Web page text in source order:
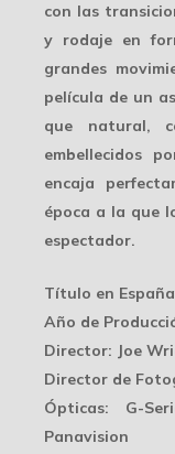
con las
y rodaje en
grandes
película de un
que natural,
embellecidos
encaja
época a la que
espectador.
Título en España
Año de
Director: Joe
Director de
Ópticas: G-
Panavision